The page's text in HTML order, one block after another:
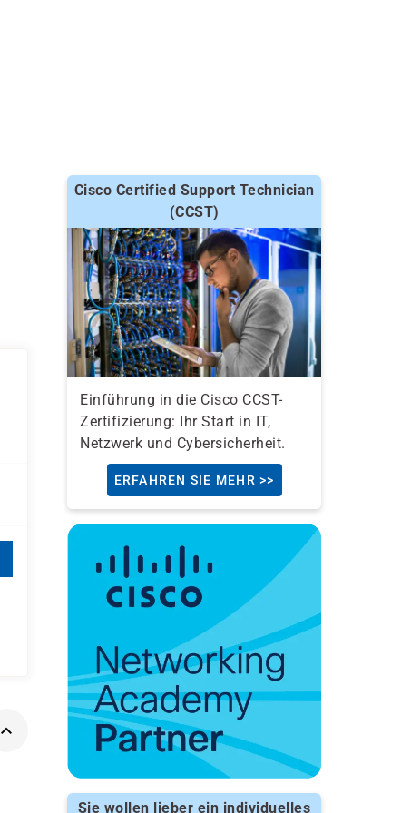
Cisco Certified Support Technician
(CCST)
Einführung in die Cisco CCST-
Zertifizierung: Ihr Start in IT,
Netzwerk und Cybersicherheit.
ERFAHREN SIE MEHR >>
Sie wollen lieber ein individuelles